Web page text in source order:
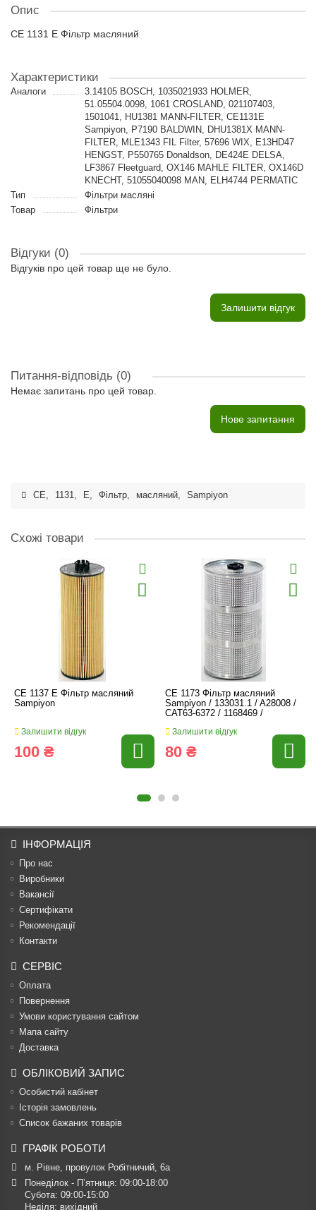
Опис
CE 1131 E Фільтр масляний
Характеристики
Аналоги
3.14105 BOSCH, 1035021933 HOLMER,
51.05504.0098, 1061 CROSLAND, 021107403,
1501041, HU1381 MANN-FILTER, CE1131E
Sampiyon, P7190 BALDWIN, DHU1381X MANN-
FILTER, MLE1343 FIL Filter, 57696 WIX, E13HD47
HENGST, P550765 Donaldson, DE424E DELSA,
LF3867 Fleetguard, OX146 MAHLE FILTER, OX146D
KNECHT, 51055040098 MAN, ELH4744 PERMATIC
Тип
Фільтри масляні
Товар
Фільтри
Відгуки (0)
Відгуків про цей товар ще не було.
Залишити відгук
Питання-відповідь (0)
Немає запитань про цей товар.
Нове запитання
CE, 1131, E, Фільтр, масляний, Sampiyon
Схожі товари
CE 1137 E Фільтр масляний
Sampiyon
Залишити відгук
100 ₴
CE 1173 Фільтр масляний
Sampiyon / 133031.1 / A28008 /
CAT63-6372 / 1168469 /
Залишити відгук
80 ₴
ІНФОРМАЦІЯ
Про нас
Виробники
Вакансії
Сертифікати
Рекомендації
Контакти
СЕРВІС
Оплата
Повернення
Умови користування сайтом
Мапа сайту
Доставка
ОБЛІКОВИЙ ЗАПИС
Особистий кабінет
Історія замовлень
Список бажаних товарів
ГРАФІК РОБОТИ
м. Рівне, провулок Робітничий, 6а
Понеділок - П’ятниця: 09:00-18:00
Субота: 09:00-15:00
Неділя: вихідний